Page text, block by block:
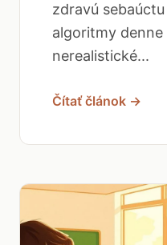
zdravú
algoritmy denne
nerealistické...
Čítať článok →